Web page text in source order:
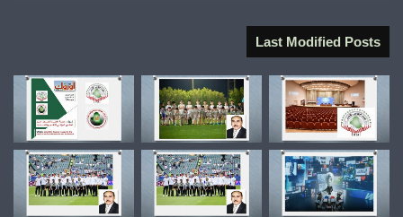
Last Modified Posts